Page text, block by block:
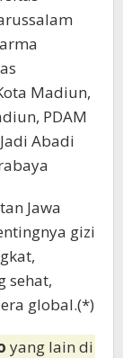
Madiun,
PDAM
Abadi
Jawa
gizi
sehat,
global.(*)
yang lain di